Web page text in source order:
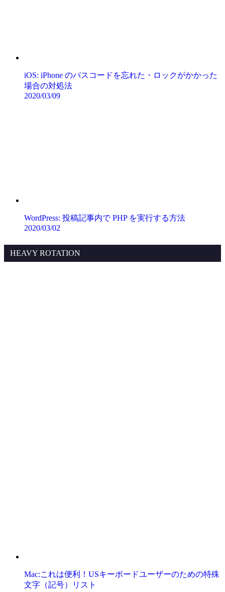
iOS: iPhone のパスコードを忘れた・ロックがかかった
場合の対処法
2020/03/09
WordPress: 投稿記事内で PHP を実行する方法
2020/03/02
HEAVY ROTATION
Mac:これは便利！USキーボードユーザーのための特殊
文字（記号）リスト